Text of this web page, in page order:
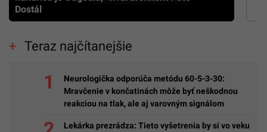
Dostál
Teraz najčítanejšie
Neurologička odporúča metódu 60-5-3-30:
Mravčenie v končatinách môže byť neškodnou
reakciou na tlak, ale aj varovným signálom
Lekárka prezrádza: Tieto vyšetrenia by si vo veku